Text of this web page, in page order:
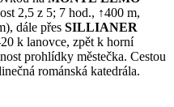
2,5 z 5; 7 hod., ↑400 m,
dále přes SILLIANER
k lanovce, zpět k horní
prohlídky městečka. Cestou
románská katedrála.